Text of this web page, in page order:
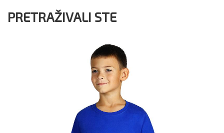
PRETRAŽIVALI STE